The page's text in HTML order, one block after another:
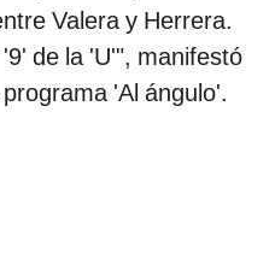
Valera y Herrera.
de la 'U'", manifestó
'Al ángulo'.